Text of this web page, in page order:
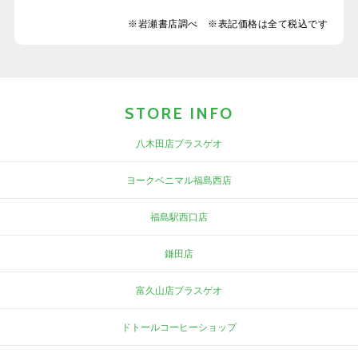
※岩瀬書店調べ ※表記価格は全て税込です
STORE INFO
八木田店プラスゲオ
ヨークベニマル福島西店
福島駅西口店
鎌田店
富久山店プラスゲオ
ドトールコーヒーショップ